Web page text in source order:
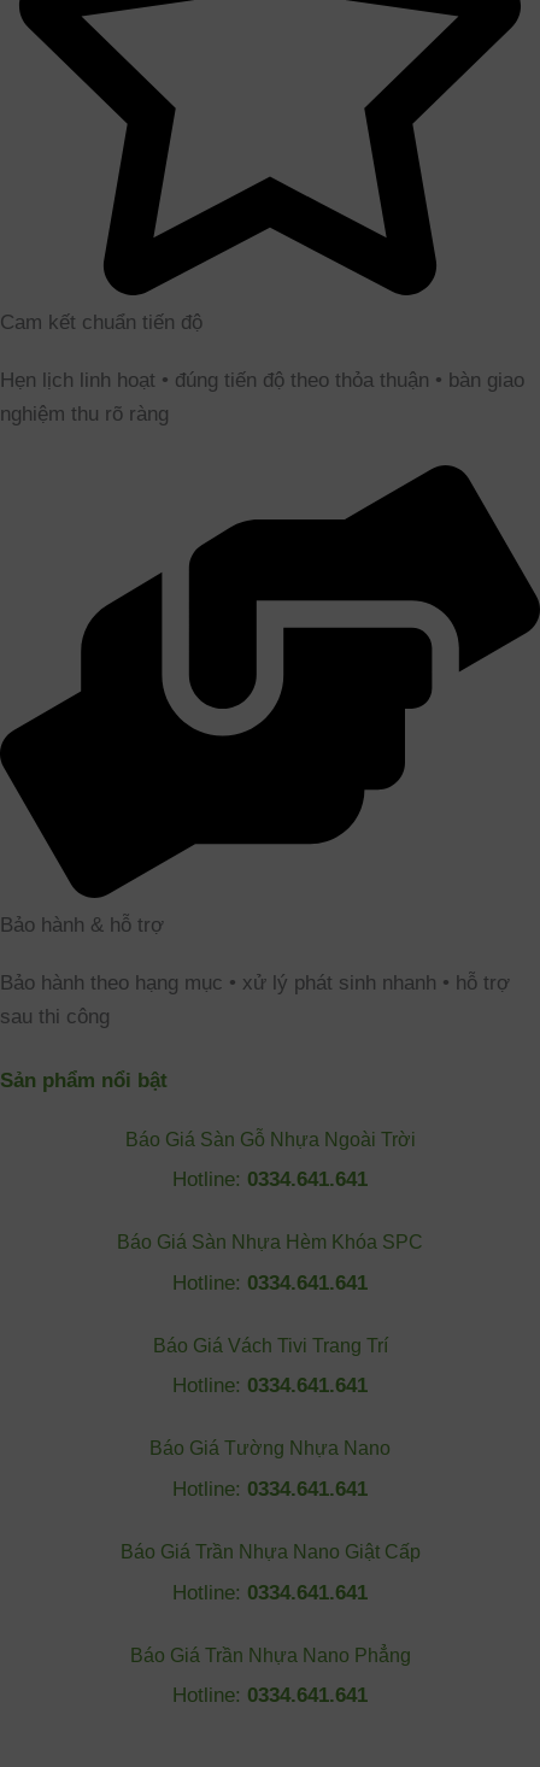
Cam kết chuẩn tiến độ
Hẹn lịch linh hoạt • đúng tiến độ theo thỏa thuận • bàn giao
nghiệm thu rõ ràng
Bảo hành & hỗ trợ
Bảo hành theo hạng mục • xử lý phát sinh nhanh • hỗ trợ
sau thi công
Sản phẩm nổi bật
Báo Giá Sàn Gỗ Nhựa Ngoài Trời
Hotline: 0334.641.641
Báo Giá Sàn Nhựa Hèm Khóa SPC
Hotline: 0334.641.641
Báo Giá Vách Tivi Trang Trí
Hotline: 0334.641.641
Báo Giá Tường Nhựa Nano
Hotline: 0334.641.641
Báo Giá Trần Nhựa Nano Giật Cấp
Hotline: 0334.641.641
Báo Giá Trần Nhựa Nano Phẳng
Hotline: 0334.641.641